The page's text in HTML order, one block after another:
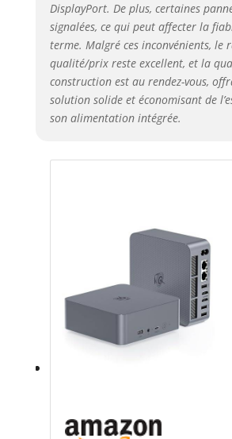
DisplayPort. De plus, certaines
signalées, ce qui peut affecter la
terme. Malgré ces inconvénients, le
qualité/prix reste excellent, et la
construction est au rendez-vous,
solution solide et économisant de
son alimentation intégrée.